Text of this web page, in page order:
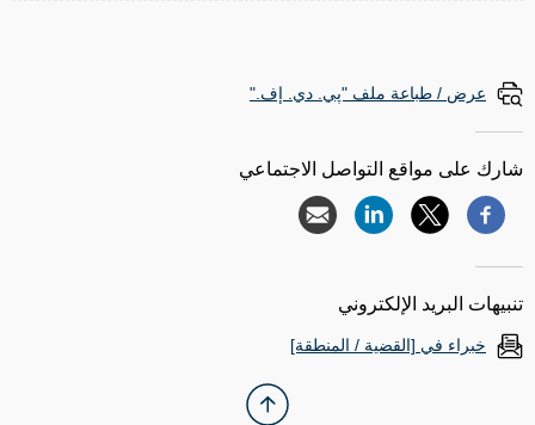
عرض / طباعة ملف "پي. دي. إف."
شارك على مواقع التواصل الاجتماعي
تنبيهات البريد الإلكتروني
خبراء في [القضية / المنطقة]